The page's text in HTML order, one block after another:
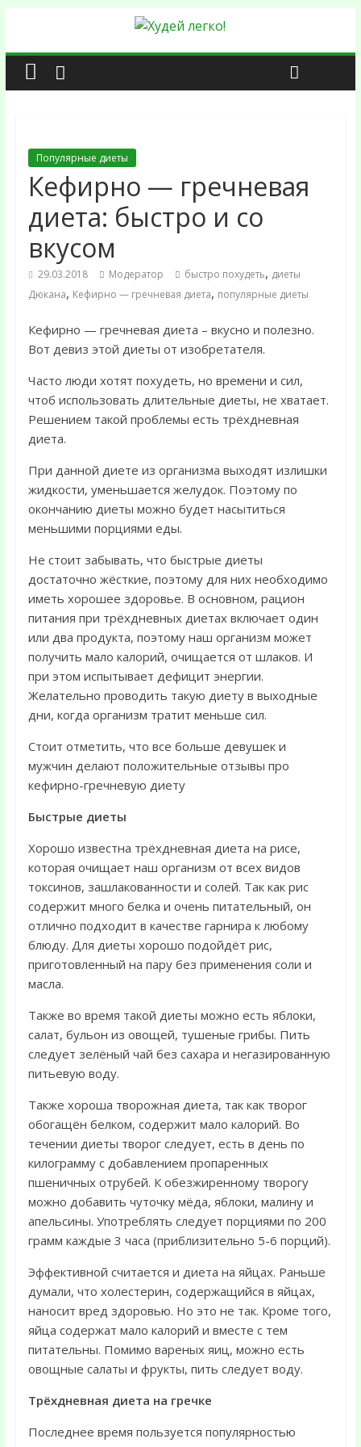
Популярные диеты
Кефирно — гречневая
диета: быстро и со
вкусом
29.03.2018 Модератор быстро похудеть, диеты
Дюкана, Кефирно — гречневая диета, популярные диеты
Кефирно — гречневая диета – вкусно и полезно.
Вот девиз этой диеты от изобретателя.
Часто люди хотят похудеть, но времени и сил,
чтоб использовать длительные диеты, не хватает.
Решением такой проблемы есть трёхдневная
диета.
При данной диете из организма выходят излишки
жидкости, уменьшается желудок. Поэтому по
окончанию диеты можно будет насытиться
меньшими порциями еды.
Не стоит забывать, что быстрые диеты
достаточно жёсткие, поэтому для них необходимо
иметь хорошее здоровье. В основном, рацион
питания при трёхдневных диетах включает один
или два продукта, поэтому наш организм может
получить мало калорий, очищается от шлаков. И
при этом испытывает дефицит энергии.
Желательно проводить такую диету в выходные
дни, когда организм тратит меньше сил.
Стоит отметить, что все больше девушек и
мужчин делают положительные отзывы про
кефирно-гречневую диету
Быстрые диеты
Хорошо известна трёхдневная диета на рисе,
которая очищает наш организм от всех видов
токсинов, зашлакованности и солей. Так как рис
содержит много белка и очень питательный, он
отлично подходит в качестве гарнира к любому
блюду. Для диеты хорошо подойдёт рис,
приготовленный на пару без применения соли и
масла.
Также во время такой диеты можно есть яблоки,
салат, бульон из овощей, тушеные грибы. Пить
следует зелёный чай без сахара и негазированную
питьевую воду.
Также хороша творожная диета, так как творог
обогащён белком, содержит мало калорий. Во
течении диеты творог следует, есть в день по
килограмму с добавлением пропаренных
пшеничных отрубей. К обезжиренному творогу
можно добавить чуточку мёда, яблоки, малину и
апельсины. Употреблять следует порциями по 200
грамм каждые 3 часа (приблизительно 5-6 порций).
Эффективной считается и диета на яйцах. Раньше
думали, что холестерин, содержащийся в яйцах,
наносит вред здоровью. Но это не так. Кроме того,
яйца содержат мало калорий и вместе с тем
питательны. Помимо вареных яиц, можно есть
овощные салаты и фрукты, пить следует воду.
Трёхдневная диета на гречке
Последнее время пользуется популярностью